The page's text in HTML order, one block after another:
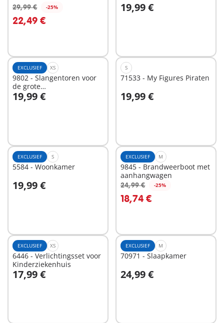
29,99 € -25%
22,49 €
In winkelwagen 19,99 €
In winkelwagen
EXCLUSIEF XS
9802 - Slangentoren voor
de grote
brandweerkazerne (9462)
19,99 €
In winkelwagen
S
71533 - My Figures Piraten
19,99 €
In winkelwagen
EXCLUSIEF S
5584 - Woonkamer
19,99 €
In winkelwagen
EXCLUSIEF M
9845 - Brandweerboot met
aanhangwagen
24,99 € -25%
18,74 €
In winkelwagen
EXCLUSIEF XS
6446 - Verlichtingsset voor
Kinderziekenhuis
17,99 €
In winkelwagen
EXCLUSIEF M
70971 - Slaapkamer
24,99 €
In winkelwagen